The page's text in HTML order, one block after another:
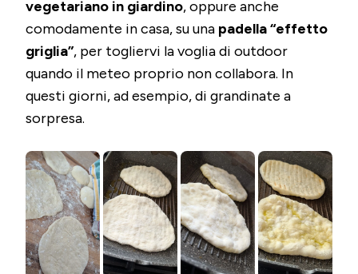
vegetariano in giardino, oppure anche
comodamente in casa, su una padella “effetto
griglia”, per togliervi la voglia di outdoor
quando il meteo proprio non collabora. In
questi giorni, ad esempio, di grandinate a
sorpresa.